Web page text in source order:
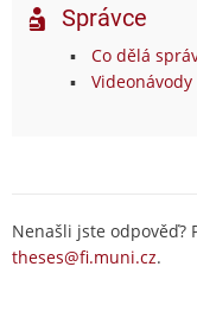
Správce
Co dělá
Nenašli jste odpověď?
theses@fi.muni.cz.